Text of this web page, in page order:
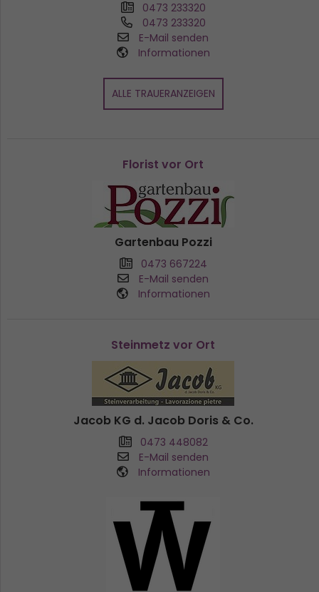
0473 233320
0473 233320
E-Mail senden
Informationen
ALLE TRAUERANZEIGEN
Florist vor Ort
Gartenbau Pozzi
0473 667224
E-Mail senden
Informationen
Steinmetz vor Ort
Jacob KG d. Jacob Doris & Co.
0473 448082
E-Mail senden
Informationen